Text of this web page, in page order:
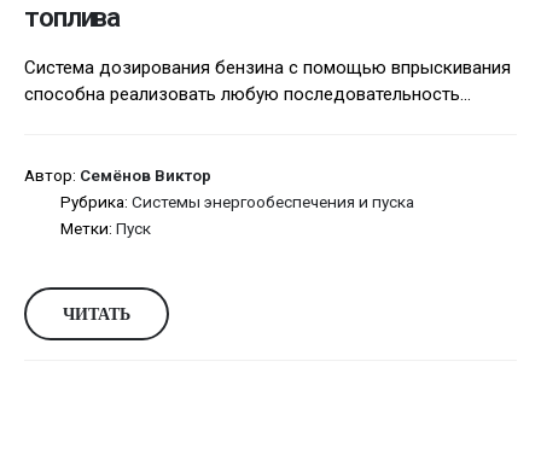
топлива
Система дозирования бензина с помощью впрыскивания
способна реализовать любую последовательность...
Автор: Семёнов Виктор
Рубрика: Системы энергообеспечения и пуска
Метки: Пуск
ЧИТАТЬ